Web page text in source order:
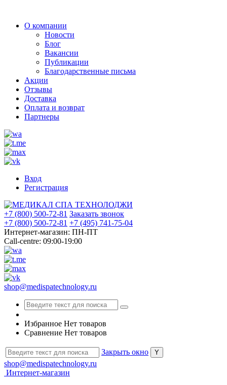
О компании
Новости
Блог
Вакансии
Публикации
Благодарственные письма
Акции
Отзывы
Доставка
Оплата и возврат
Партнеры
Вход
Регистрация
+7 (800) 500-72-81 Заказать звонок
+7 (800) 500-72-81 +7 (495) 741-75-04
Интернет-магазин: ПН-ПТ
Call-centre: 09:00-19:00
shop@medispatechnology.ru
Избранное Нет товаров
Сравнение Нет товаров
Закрыть окно
shop@medispatechnology.ru
Интернет-магазин